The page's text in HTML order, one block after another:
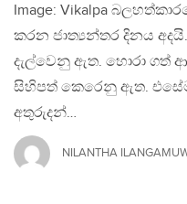
Image: Vikalpa
කරන ජාත්‍යන්තර දිනය
දැල්වෙනු ඇත. හොරා ගත්
සිහිපත් කෙරෙනු ඇත.
අතුරුදන්…
NILANTHA